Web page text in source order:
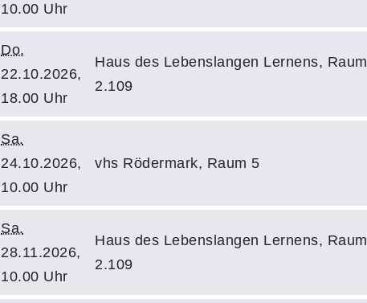
10.00 Uhr
Do.
22.10.2026,
18.00 Uhr
Haus des Lebenslangen Lernens, Raum
2.109
Sa.
24.10.2026,
10.00 Uhr
vhs Rödermark, Raum 5
Sa.
28.11.2026,
10.00 Uhr
Haus des Lebenslangen Lernens, Raum
2.109